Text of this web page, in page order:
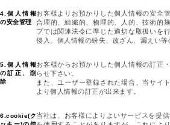
4.個人情報
の安全管理
お客様よりお預かりした個人情報の安全
合理的、組織的、物理的、人的、技術的
プでは関連法令に準じた適切な取扱いを
侵入、個人情報の紛失、改ざん、漏えい等
5.個人情報
の訂正、削
除
お客様からお預かりした個人情報の訂正
らせ下さい。
また、ユーザー登録された場合、当サイ
より個人情報の訂正が出来ます。
6.cookie(ク当社は、お客様によりよいサービスを提